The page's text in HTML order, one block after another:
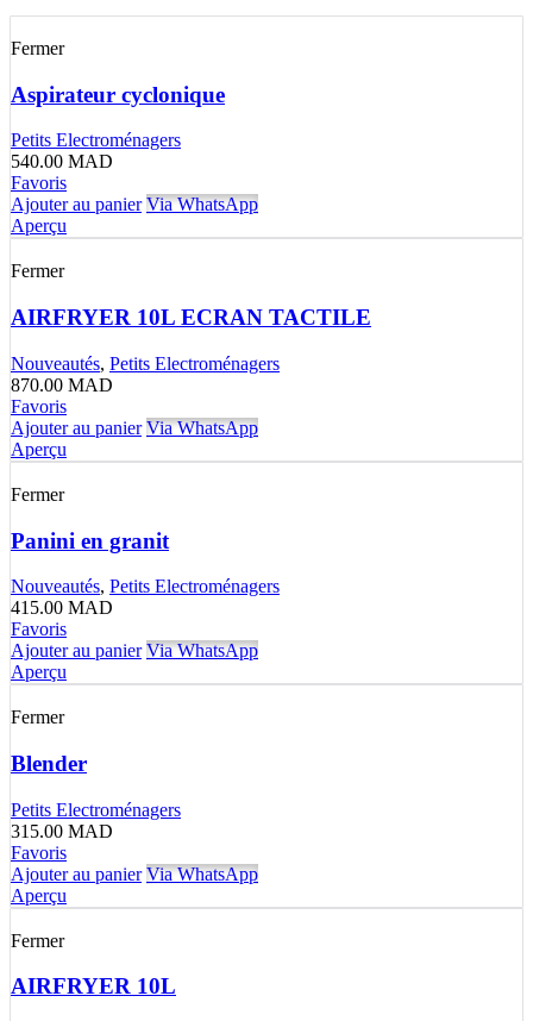
Fermer
Aspirateur cyclonique
Petits Electroménagers
540.00 MAD
Favoris
Ajouter au panier Via WhatsApp
Aperçu
Fermer
AIRFRYER 10L ECRAN TACTILE
Nouveautés, Petits Electroménagers
870.00 MAD
Favoris
Ajouter au panier Via WhatsApp
Aperçu
Fermer
Panini en granit
Nouveautés, Petits Electroménagers
415.00 MAD
Favoris
Ajouter au panier Via WhatsApp
Aperçu
Fermer
Blender
Petits Electroménagers
315.00 MAD
Favoris
Ajouter au panier Via WhatsApp
Aperçu
Fermer
AIRFRYER 10L